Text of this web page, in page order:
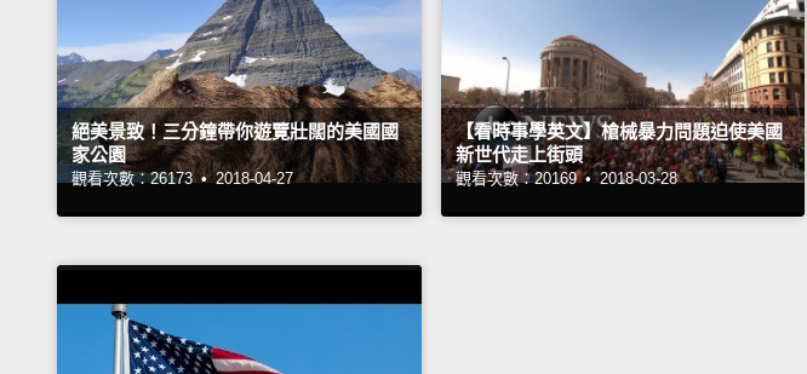
絕美景致！三分鐘帶你遊覽壯闊的美國國
家公園
觀看次數：26173 • 2018-04-27
【看時事學英文】槍械暴力問題迫使美國
新世代走上街頭
觀看次數：20169 • 2018-03-28